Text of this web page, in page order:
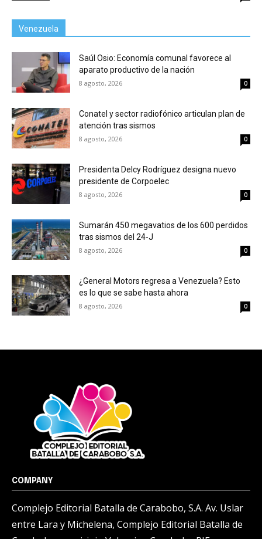
Venezuela
Saúl Osio: Economía comunal favorece al
aparato productivo de la nación
8 agosto, 2026 0
Conatel y sector radiofónico articulan plan de
atención tras sismos
8 agosto, 2026 0
Presidenta Delcy Rodríguez designa nuevo
presidente de Corpoelec
8 agosto, 2026 0
Sumarán 450 megavatios de los 600 perdidos
tras sismos del 24-J
8 agosto, 2026 0
¿General Motors regresa a Venezuela? Esto
es lo que se sabe hasta ahora
8 agosto, 2026 0
COMPANY
Complejo Editorial Batalla de Carabobo, S.A. Av. Uslar
entre Lara y Michelena, Complejo Editorial Batalla de